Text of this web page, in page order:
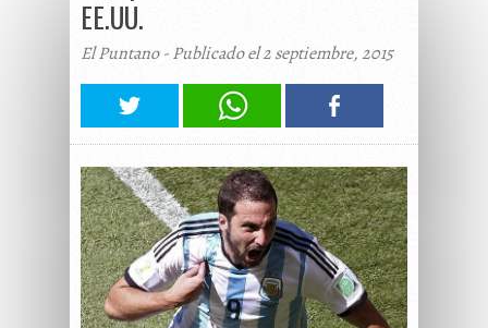
EE.UU.
El Puntano - Publicado el 2 septiembre, 2015